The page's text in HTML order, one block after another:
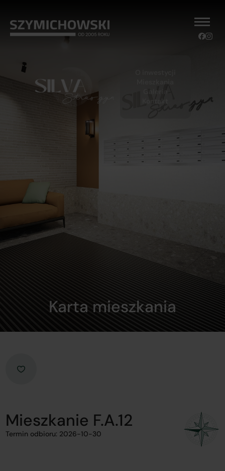
Galeria
Kontakt
Karta mieszkania
Mieszkanie F.A.12
Termin odbioru: 2026-10-30